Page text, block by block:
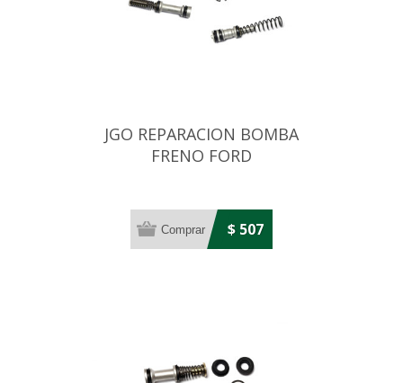
JGO REPARACION BOMBA
FRENO FORD
$ 507